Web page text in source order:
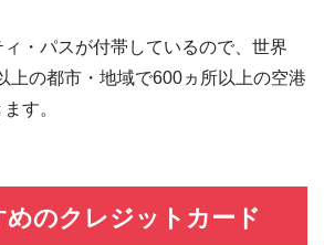
・パスが付帯しているので、世界
上の都市・地域で600ヵ所以上の空港
す。
のクレジットカード